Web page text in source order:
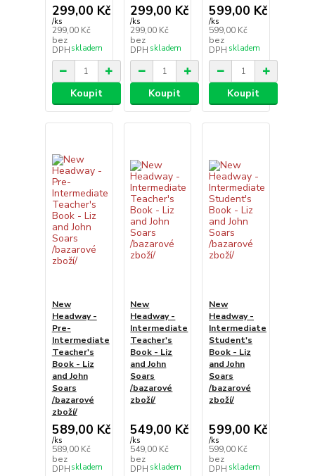
299,00 Kč
/ks
299,00 Kč
bez
DPH skladem
Koupit
299,00 Kč
/ks
299,00 Kč
bez
DPH skladem
Koupit
599,00 Kč
/ks
599,00 Kč
bez
DPH skladem
Koupit
New
Headway -
Pre-
Intermediate
Teacher's
Book - Liz
and John
Soars
/bazarové
zboží/
589,00 Kč
/ks
589,00 Kč
bez
DPH skladem
New
Headway -
Intermediate
Teacher's
Book - Liz
and John
Soars
/bazarové
zboží/
549,00 Kč
/ks
549,00 Kč
bez
DPH skladem
New
Headway -
Intermediate
Student's
Book - Liz
and John
Soars
/bazarové
zboží/
599,00 Kč
/ks
599,00 Kč
bez
DPH skladem